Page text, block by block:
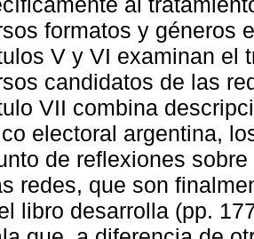
formatos y géneros
V y VI examinan el
candidatos de las
VII combina
electoral argentina,
de reflexiones
redes, que son
libro desarrolla (pp.